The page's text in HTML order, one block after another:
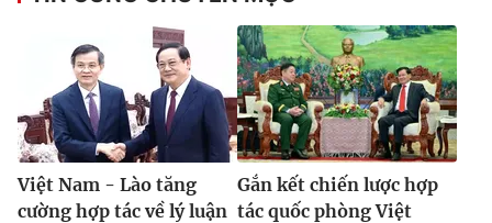
Việt Nam - Lào tăng
cường hợp tác về lý luận
Gắn kết chiến lược hợp
tác quốc phòng Việt